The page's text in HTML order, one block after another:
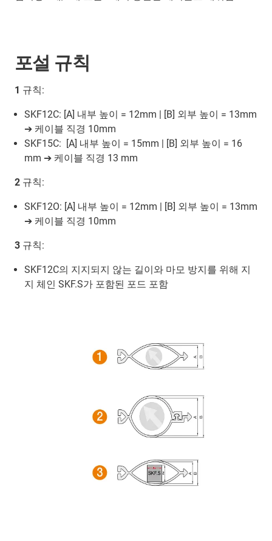
포설 규칙
1 규칙:
SKF12C: [A] 내부 높이 = 12mm | [B] 외부 높이 = 13mm
➔ 케이블 직경 10mm
SKF15C: [A] 내부 높이 = 15mm | [B] 외부 높이 = 16
mm ➔ 케이블 직경 13 mm
2 규칙:
SKF12O: [A] 내부 높이 = 12mm | [B] 외부 높이 = 13mm
➔ 케이블 직경 10mm
3 규칙:
SKF12C의 지지되지 않는 길이와 마모 방지를 위해 지
지 체인 SKF.S가 포함된 포드 포함